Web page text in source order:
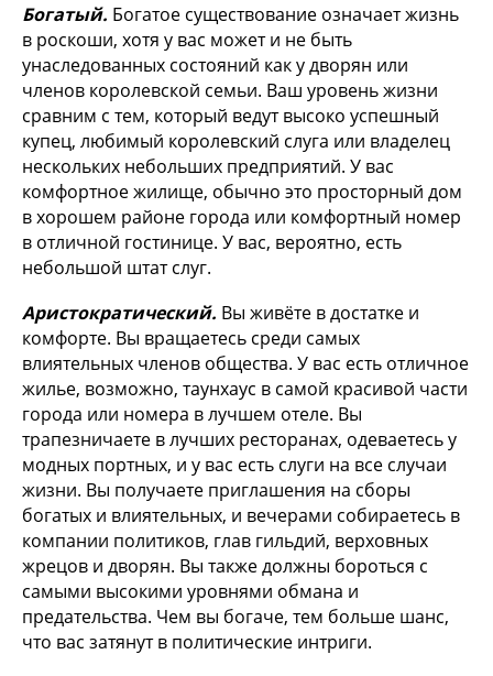
Богатый. Богатое существование означает жизнь
в роскоши, хотя у вас может и не быть
унаследованных состояний как у дворян или
членов королевской семьи. Ваш уровень жизни
сравним с тем, который ведут высоко успешный
купец, любимый королевский слуга или владелец
нескольких небольших предприятий. У вас
комфортное жилище, обычно это просторный дом
в хорошем районе города или комфортный номер
в отличной гостинице. У вас, вероятно, есть
небольшой штат слуг.
Аристократический. Вы живёте в достатке и
комфорте. Вы вращаетесь среди самых
влиятельных членов общества. У вас есть отличное
жилье, возможно, таунхаус в самой красивой части
города или номера в лучшем отеле. Вы
трапезничаете в лучших ресторанах, одеваетесь у
модных портных, и у вас есть слуги на все случаи
жизни. Вы получаете приглашения на сборы
богатых и влиятельных, и вечерами собираетесь в
компании политиков, глав гильдий, верховных
жрецов и дворян. Вы также должны бороться с
самыми высокими уровнями обмана и
предательства. Чем вы богаче, тем больше шанс,
что вас затянут в политические интриги.